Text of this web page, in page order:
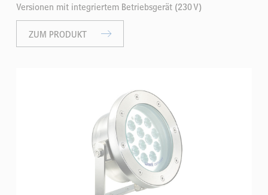
Versionen mit integriertem Betriebsgerät (230 V)
ZUM PRODUKT